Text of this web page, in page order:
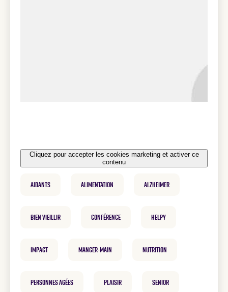
Cliquez pour accepter les cookies marketing et activer ce
contenu
Aidants Alimentation Alzheimer
Bien vieillir Conférence helpy
Impact manger-main nutrition
personnes âgées plaisir Senior